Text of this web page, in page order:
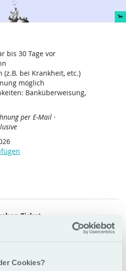
Cookies?
bis 30 Tage vor
bei Krankheit, etc.)
möglich
Banküberweisung,
per E-Mail ·
Ticket